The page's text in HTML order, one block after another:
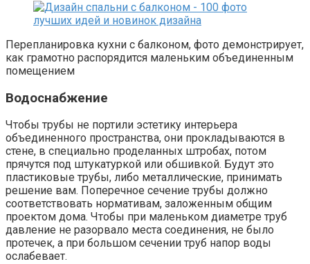
Перепланировка кухни с балконом, фото демонстрирует,
как грамотно распорядится маленьким объединенным
помещением
Водоснабжение
Чтобы трубы не портили эстетику интерьера
объединенного пространства, они прокладываются в
стене, в специально проделанных штробах, потом
прячутся под штукатуркой или обшивкой. Будут это
пластиковые трубы, либо металлические, принимать
решение вам. Поперечное сечение трубы должно
соответствовать нормативам, заложенным общим
проектом дома. Чтобы при маленьком диаметре труб
давление не разорвало места соединения, не было
протечек, а при большом сечении труб напор воды
ослабевает.